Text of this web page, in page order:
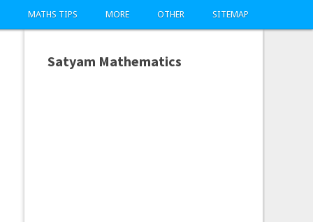
MATHS TIPS MORE OTHER SITEMAP
Satyam Mathematics